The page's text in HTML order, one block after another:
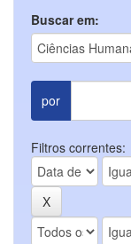
Buscar em:
por
Filtros correntes: